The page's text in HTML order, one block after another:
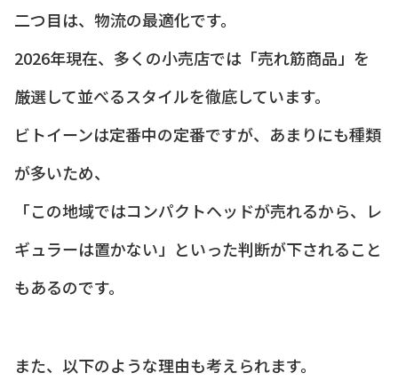
二つ目は、物流の最適化です。
2026年現在、多くの小売店では「売れ筋商品」を
厳選して並べるスタイルを徹底しています。
ビトイーンは定番中の定番ですが、あまりにも種類
が多いため、
「この地域ではコンパクトヘッドが売れるから、レ
ギュラーは置かない」といった判断が下されること
もあるのです。
また、以下のような理由も考えられます。